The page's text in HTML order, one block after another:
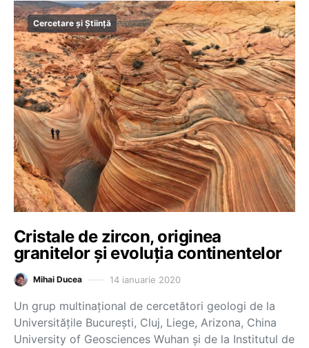
Cercetare și Știință
Cristale de zircon, originea
granitelor și evoluția continentelor
Mihai Ducea 14 ianuarie 2020
Un grup multinațional de cercetători geologi de la
Universitățile București, Cluj, Liege, Arizona, China
University of Geosciences Wuhan și de la Institutul de